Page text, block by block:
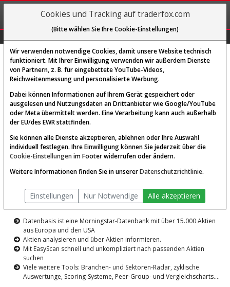
REGIS-
TRIEREN
Diese Funktion ist nur für
AKTIEN-TERMINAL
Die Aktienanalyse-Plattform von
TraderFox
Datenbasis ist eine Morningstar-Datenbank mit über 15.000 Aktien
aus Europa und den USA
Aktien analysieren und über Aktien informieren.
Mit EasyScan schnell und unkompliziert nach passenden Aktien
suchen
Viele weitere Tools: Branchen- und Sektoren-Radar, zyklische
Auswertunge, Scoring-Systeme, Peer-Group- und Vergleichscharts....
Cookies und Tracking auf traderfox.com
(Bitte wählen Sie Ihre Cookie-Einstellungen)
Wir verwenden notwendige Cookies, damit unsere Website technisch
funktioniert. Mit Ihrer Einwilligung verwenden wir außerdem Dienste
von Partnern, z. B. für eingebettete YouTube-Videos,
Reichweitenmessung und personalisierte Werbung.
Dabei können Informationen auf Ihrem Gerät gespeichert oder
ausgelesen und Nutzungsdaten an Drittanbieter wie Google/YouTube
oder Meta übermittelt werden. Eine Verarbeitung kann auch außerhalb
der EU/des EWR stattfinden.
Sie können alle Dienste akzeptieren, ablehnen oder Ihre Auswahl
individuell festlegen. Ihre Einwilligung können Sie jederzeit über die
Cookie-Einstellungen im Footer widerrufen oder ändern.
Weitere Informationen finden Sie in unsererDatenschutzrichtlinie.
Einstellungen Nur Notwendige Alle akzeptieren